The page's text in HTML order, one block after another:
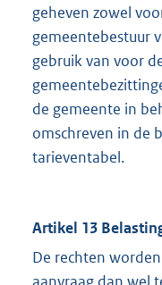
geheven zowel
gemeentebestuur
gebruik van voor
de gemeente in
omschreven in de
tarieventabel.
Artikel 13
De rechten